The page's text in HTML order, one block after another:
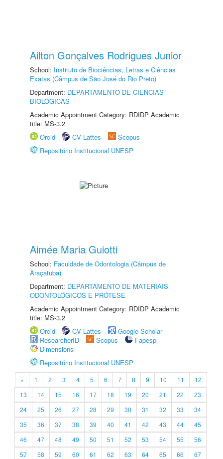
Ailton Gonçalves Rodrigues Junior
School: Instituto de Biociências, Letras e Ciências
Exatas (Câmpus de São José do Rio Preto)
Department: DEPARTAMENTO DE CIÊNCIAS
BIOLÓGICAS
Academic Appointment Category: RDIDP Academic
title: MS-3.2
Orcid
CV Lattes
Scopus
Repositório Institucional UNESP
Aimée Maria Guiotti
School: Faculdade de Odontologia (Câmpus de
Araçatuba)
Department: DEPARTAMENTO DE MATERIAIS
ODONTOLÓGICOS E PRÓTESE
Academic Appointment Category: RDIDP Academic
title: MS-3.2
Orcid
CV Lattes
Google Scholar
ResearcherID
Scopus
Fapesp
Dimensions
Repositório Institucional UNESP
« 1 2 3 4 5 6 7 8 9 10 11
12
13
14 15 16 17 18 19 20 21 22
23
24
25 26 27 28 29 30 31 32 33
34
35
36 37 38 39 40 41 42 43 44
45
46
47 48 49 50 51 52 53 54 55
56
57
58 59 60 61 62 63 64 65 66
67